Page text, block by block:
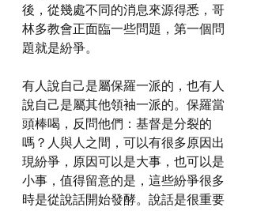
後，從幾處不同的消息來源得悉，哥
林多教會正面臨一些問題，第一個問
題就是紛爭。
有人說自己是屬保羅一派的，也有人
說自己是屬其他領袖一派的。保羅當
頭棒喝，反問他們：基督是分裂的
嗎？人與人之間，可以有很多原因出
現紛爭，原因可以是大事，也可以是
小事，值得留意的是，這些紛爭很多
時是從說話開始發酵。說話是很重要